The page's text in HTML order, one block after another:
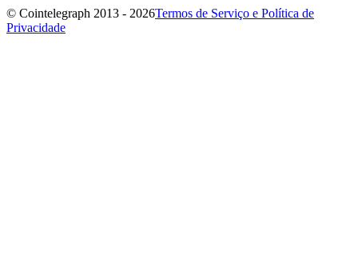
© Cointelegraph 2013 - 2026Termos de Serviço e Política de
Privacidade